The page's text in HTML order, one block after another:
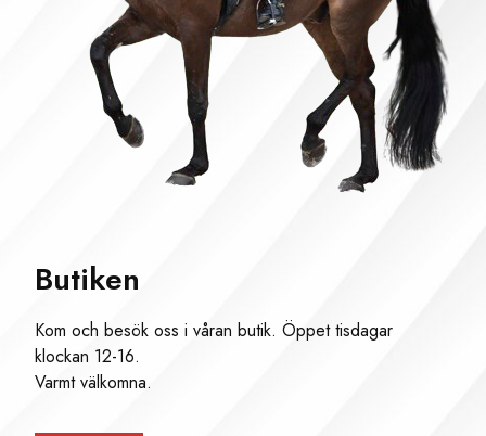
Butiken
Kom och besök oss i våran butik. Öppet tisdagar
klockan 12-16.
Varmt välkomna.